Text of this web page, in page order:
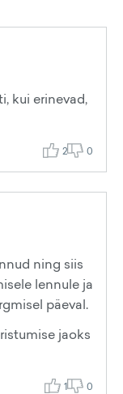
kui erinevad,
2 0
ning siis
lennule ja
päeval.
jaoks
1 0